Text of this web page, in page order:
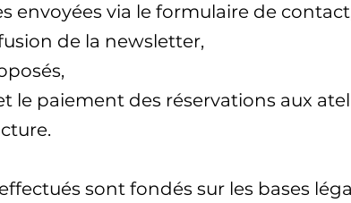
envoyées via le formulaire de
de la newsletter,
le paiement des réservations aux
sont fondés sur les bases